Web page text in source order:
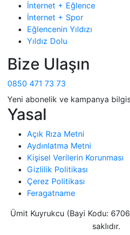
İnternet + Eğlence
İnternet + Spor
Eğlencenin Yıldızı
Yıldız Dolu
Bize Ulaşın
0850 471 73 73
Yeni abonelik ve kampanya
Yasal
Açık Rıza Metni
Aydınlatma Metni
Kişisel Verilerin Korunması
Gizlilik Politikası
Çerez Politikası
Feragatname
Ümit Kuyrukcu (Bayi Kodu:
saklıdır.